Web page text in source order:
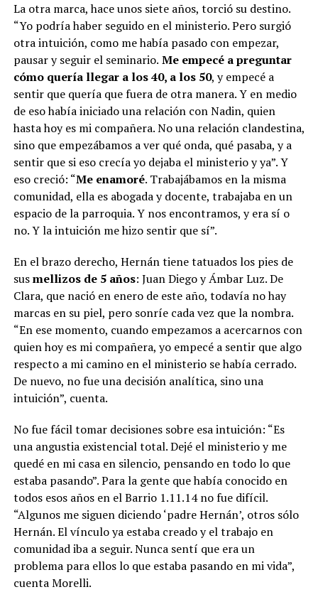
La otra marca, hace unos siete años, torció su destino.
“Yo podría haber seguido en el ministerio. Pero surgió
otra intuición, como me había pasado con empezar,
pausar y seguir el seminario. Me empecé a preguntar
cómo quería llegar a los 40, a los 50, y empecé a
sentir que quería que fuera de otra manera. Y en medio
de eso había iniciado una relación con Nadin, quien
hasta hoy es mi compañera. No una relación clandestina,
sino que empezábamos a ver qué onda, qué pasaba, y a
sentir que si eso crecía yo dejaba el ministerio y ya”. Y
eso creció: “Me enamoré. Trabajábamos en la misma
comunidad, ella es abogada y docente, trabajaba en un
espacio de la parroquia. Y nos encontramos, y era sí o
no. Y la intuición me hizo sentir que sí”.
En el brazo derecho, Hernán tiene tatuados los pies de
susmellizos de 5 años: Juan Diego y Ámbar Luz. De
Clara, que nació en enero de este año, todavía no hay
marcas en su piel, pero sonríe cada vez que la nombra.
“En ese momento, cuando empezamos a acercarnos con
quien hoy es mi compañera, yo empecé a sentir que algo
respecto a mi camino en el ministerio se había cerrado.
De nuevo, no fue una decisión analítica, sino una
intuición”, cuenta.
No fue fácil tomar decisiones sobre esa intuición: “Es
una angustia existencial total. Dejé el ministerio y me
quedé en mi casa en silencio, pensando en todo lo que
estaba pasando”. Para la gente que había conocido en
todos esos años en el Barrio 1.11.14 no fue difícil.
“Algunos me siguen diciendo ‘padre Hernán’, otros sólo
Hernán. El vínculo ya estaba creado y el trabajo en
comunidad iba a seguir. Nunca sentí que era un
problema para ellos lo que estaba pasando en mi vida”,
cuenta Morelli.